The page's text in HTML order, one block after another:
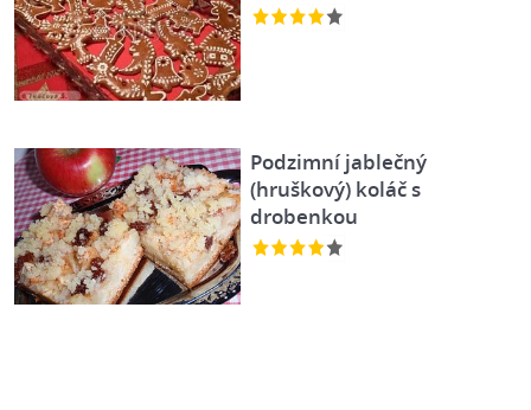
Podzimní jablečný
(hruškový) koláč s
drobenkou